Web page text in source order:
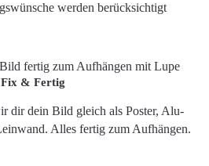
werden berücksichtigt
Fix & Fertig
dir dein Bild gleich als Poster, Alu-
Alles fertig zum Aufhängen.